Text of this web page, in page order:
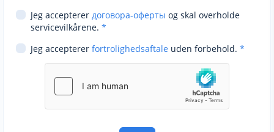
Jeg accepterer договора-оферты og skal overholde
servicevilkårene. *
Jeg accepterer fortrolighedsaftale uden forbehold. *